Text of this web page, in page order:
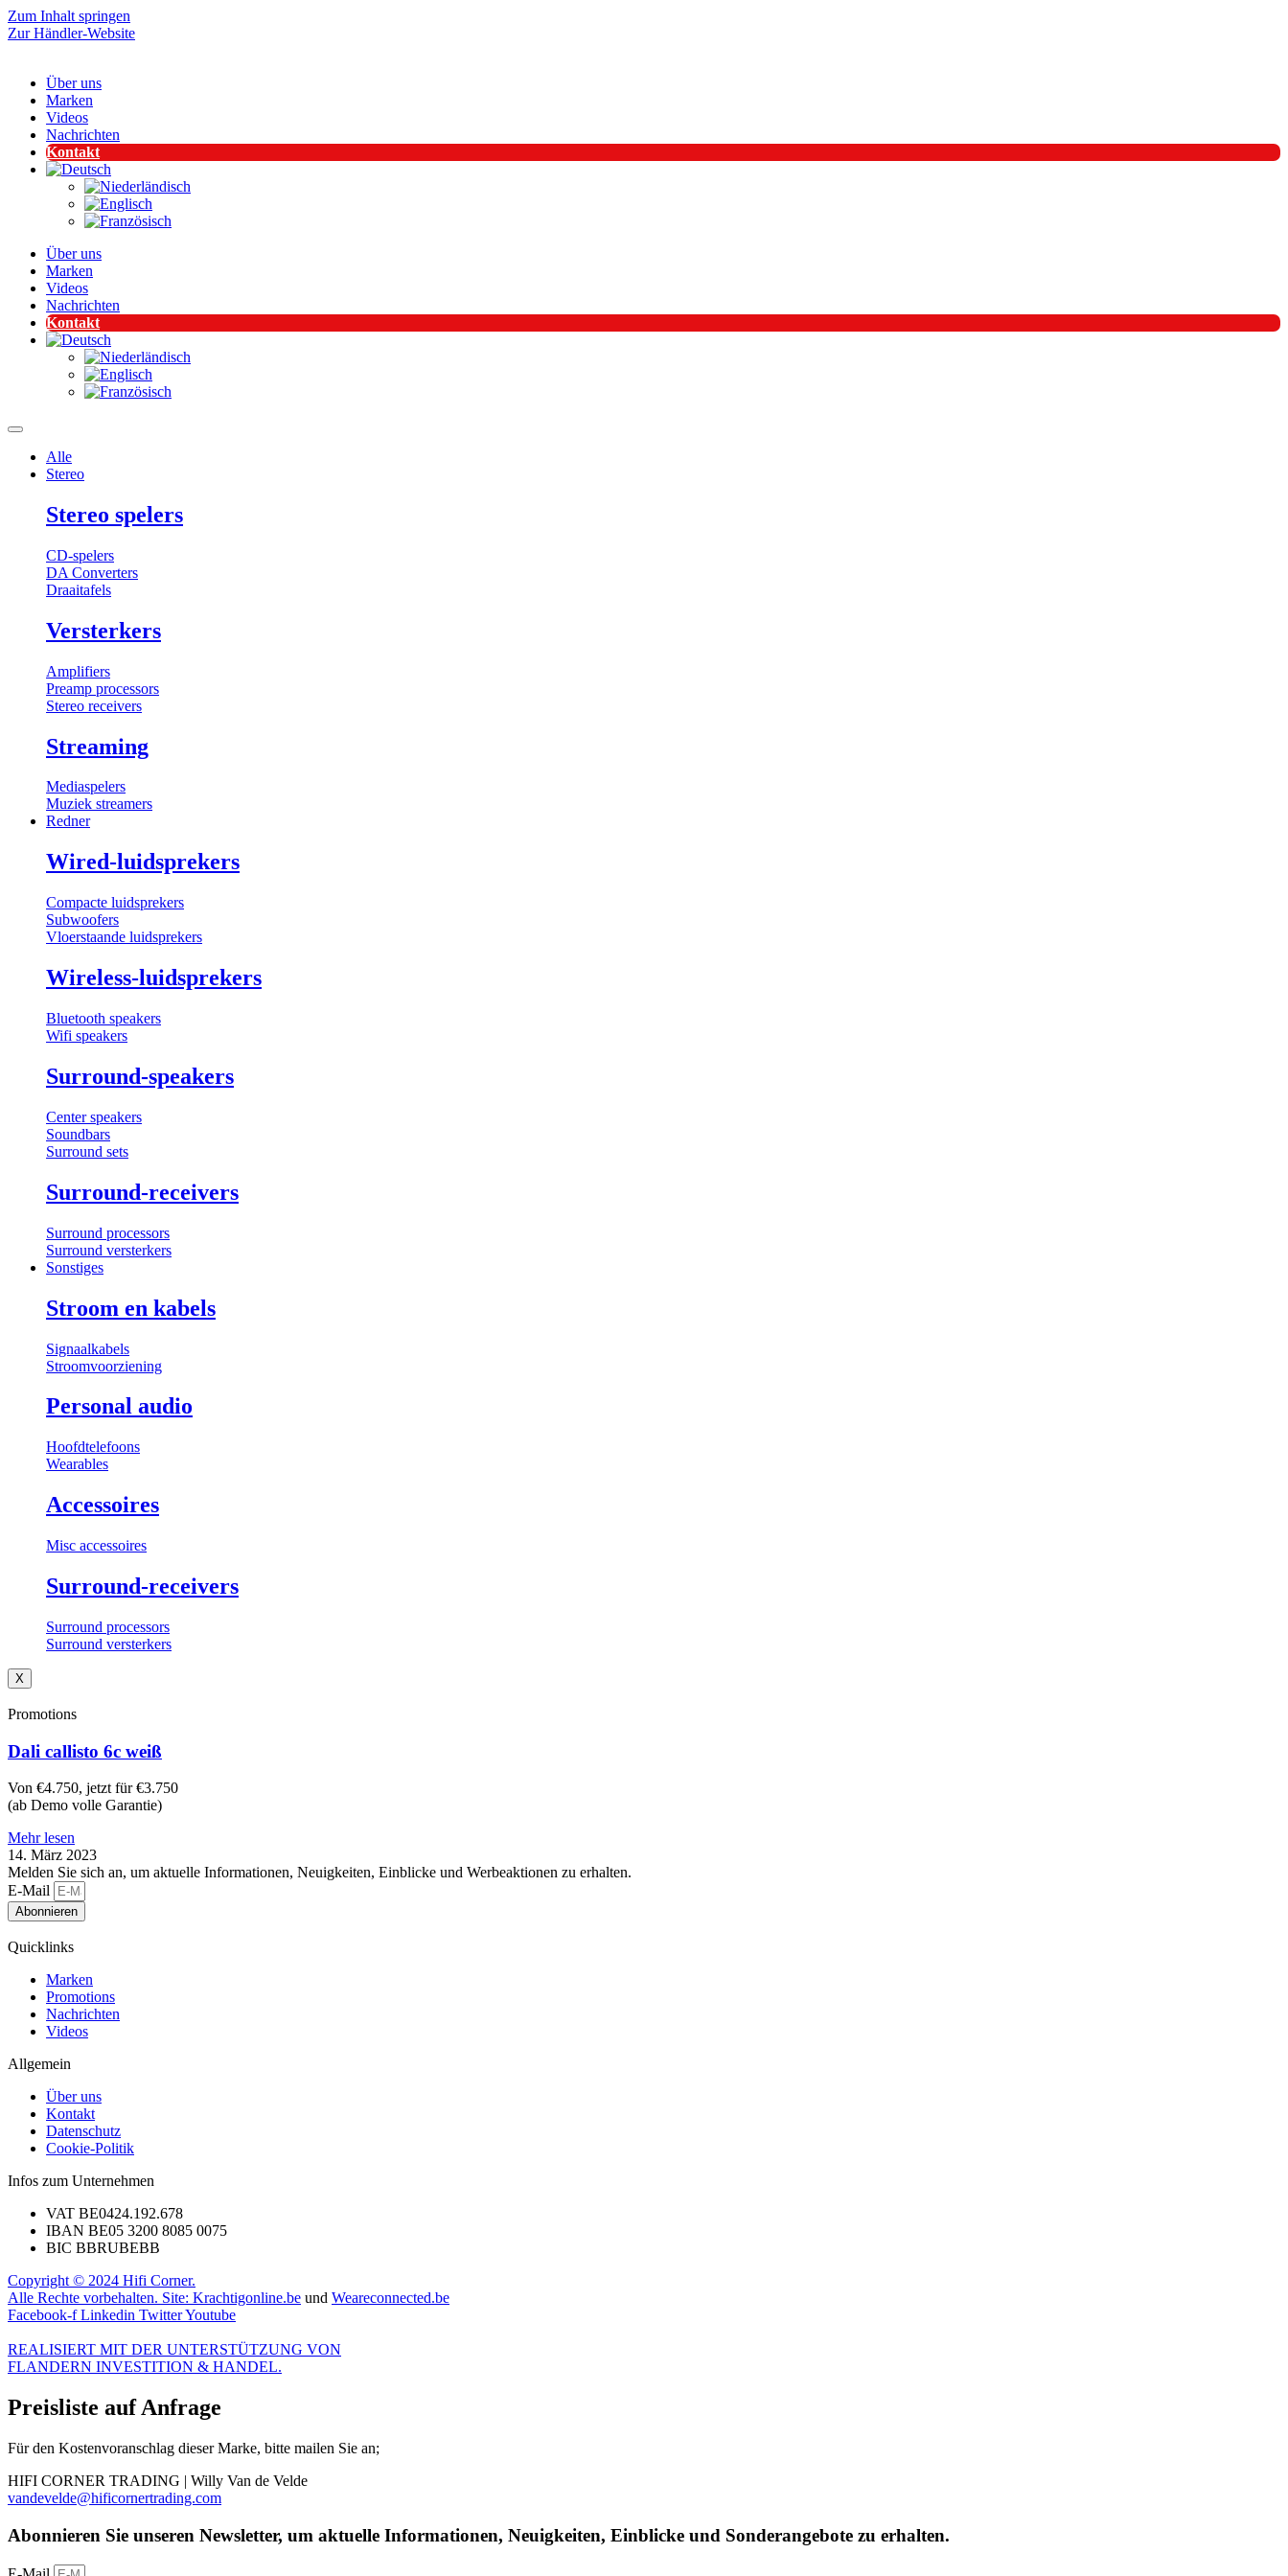
Zum Inhalt springen
Zur Händler-Website
Über uns
Marken
Videos
Nachrichten
Kontakt
Über uns
Marken
Videos
Nachrichten
Kontakt
Alle
Stereo
Stereo spelers
CD-spelers
DA Converters
Draaitafels
Versterkers
Amplifiers
Preamp processors
Stereo receivers
Streaming
Mediaspelers
Muziek streamers
Redner
Wired-luidsprekers
Compacte luidsprekers
Subwoofers
Vloerstaande luidsprekers
Wireless-luidsprekers
Bluetooth speakers
Wifi speakers
Surround-speakers
Center speakers
Soundbars
Surround sets
Surround-receivers
Surround processors
Surround versterkers
Sonstiges
Stroom en kabels
Signaalkabels
Stroomvoorziening
Personal audio
Hoofdtelefoons
Wearables
Accessoires
Misc accessoires
Surround-receivers
Surround processors
Surround versterkers
X
Promotions
Dali callisto 6c weiß
Von €4.750, jetzt für €3.750
(ab Demo volle Garantie)
Mehr lesen
14. März 2023
Melden Sie sich an, um aktuelle Informationen, Neuigkeiten, Einblicke und Werbeaktionen zu erhalten.
E-Mail
Abonnieren
Quicklinks
Marken
Promotions
Nachrichten
Videos
Allgemein
Über uns
Kontakt
Datenschutz
Cookie-Politik
Infos zum Unternehmen
VAT BE0424.192.678
IBAN BE05 3200 8085 0075
BIC BBRUBEBB
Copyright © 2024 Hifi Corner.
Alle Rechte vorbehalten. Site: Krachtigonline.be und Weareconnected.be
Facebook-f Linkedin TwitterYoutube
REALISIERT MIT DER UNTERSTÜTZUNG VON
FLANDERN INVESTITION & HANDEL.
Preisliste auf Anfrage
Für den Kostenvoranschlag dieser Marke, bitte mailen Sie an;
HIFI CORNER TRADING | Willy Van de Velde
vandevelde@hificornertrading.com
Abonnieren Sie unseren Newsletter, um aktuelle Informationen, Neuigkeiten, Einblicke und Sonderangebote zu erhalten.